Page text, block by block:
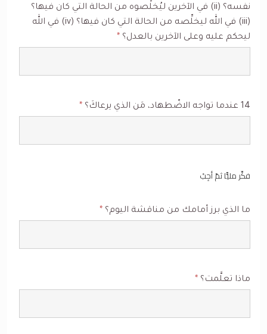
نفسه؟ (ii) في الآخرين ليُخلِّصوه من الحالة التي كان فيها؟
(iii) في الله ليخلِّصه من الحالة التي كان فيها؟ (iv) في الله
ليحكم عليه وعلى الآخرين بالعدل؟ *
14 عندما تواجه الاضّطهاد، مَن الذي يرعاكَ؟ *
فكِّر مليًّا ثمّ أجِبْ
ما الذي برز أمامك من مناقشة اليوم؟ *
ماذا تعلَّمت؟ *